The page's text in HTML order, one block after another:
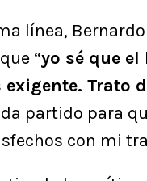
línea, Bernardo
“yo sé que
exigente. Trato
partido para
con mi